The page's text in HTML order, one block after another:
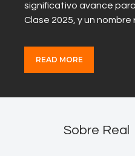
significativo avance para
Clase 2025, y un
READ MORE
Sobre Real